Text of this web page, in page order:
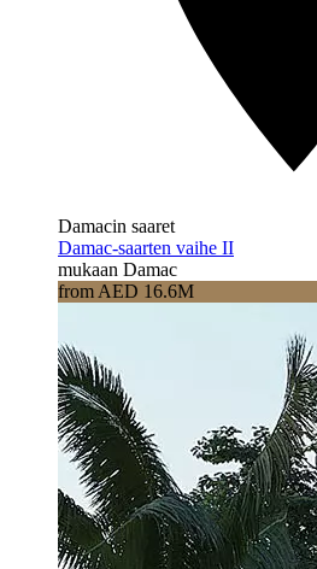
Damacin saaret
Damac-saarten vaihe II
mukaan Damac
from AED 16.6M